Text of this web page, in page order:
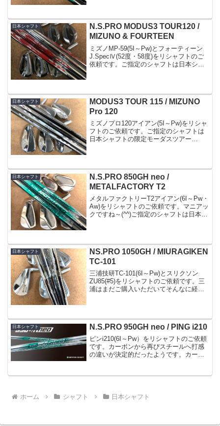
日本シャフト
N.S.PRO MODUS3 TOUR120 /
MIZUNO & FOURTEEN
ミズノMP-59(5I～Pw)とフォーティーン
J.SpecⅣ(52度・58度)をリシャフトのご
依頼です。ご指定のシャフトは日本シャ
日本シャフト
MODUS3 TOUR 115 / MIZUNO
Pro 120
ミズノプロ120アイアン(5I～Pw)をリシャ
フトのご依頼です。ご指定のシャフトは
日本シャフトの限定モーダスツアー
承の上、ご希...
日本シャフト
N.S.PRO 850GH neo /
METALFACTORY T2
メタルファクトリーT2アイアン(6I～Pw・
Aw)をリシャフトのご依頼です。マニアッ
クですね～(^^)ご指定のシャフトは日本シ
日本シャフト
NS.PRO 1050GH / MIURAGIKEN
TC-101
三浦技研TC-101(6I～Pw)とスリクソン
ZU85(#5)をリシャフトのご依頼です。三
浦はまだご購入いただいてそんなに経っ
日本シャフト N.S.PRO 950GH neo / PING i210
ピンi210(6I～Pw）をリシャフトのご依頼
です。カーボンから再びスチールへ打感
の違いが決定的だったようです。カーボ
と同等の打感を出すのはやはり難しいと
ホーム
シャフト 日本シャフト